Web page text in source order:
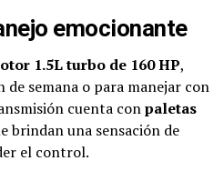
emocionante
1.5L turbo de 160 HP,
de semana o para manejar con
cuenta conpaletas
brindan una sensación de
el control.